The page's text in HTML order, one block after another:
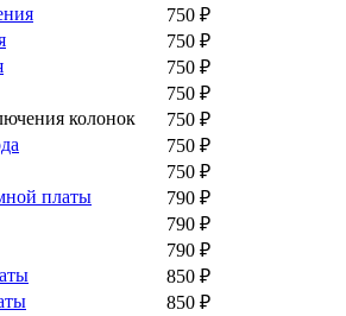
750 ₽
750 ₽
750 ₽
750 ₽
колонок
750 ₽
750 ₽
750 ₽
платы
790 ₽
790 ₽
790 ₽
850 ₽
850 ₽